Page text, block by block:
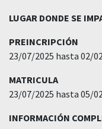
LUGAR DONDE SE
PREINCRIPCIÓN
23/07/2025 hasta 02/
MATRICULA
23/07/2025 hasta 05/
INFORMACIÓN